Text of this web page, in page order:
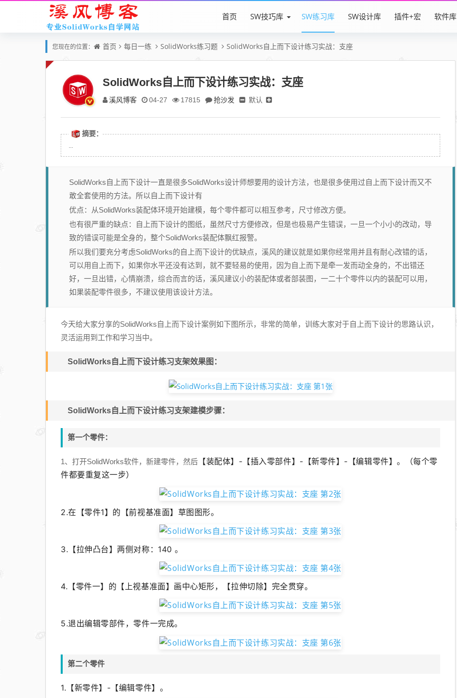
首页 SW技巧库 SW练习库 SW设计库 插件+宏 软件库
您现在的位置： 首页 每日一练 SolidWorks练习题 SolidWorks自上而下设计练习实战：支座
SolidWorks自上而下设计练习实战：支座
溪风博客 04-27 17815 抢沙发 默认
摘要：
...
SolidWorks自上而下设计一直是很多SolidWorks设计师想要用的设计方法，也是很多使用过自上而下设计而又不
敢全套使用的方法。所以自上而下设计有
优点：从SolidWorks装配体环境开始建模，每个零件都可以相互参考，尺寸修改方便。
也有很严重的缺点：自上而下设计的图纸，虽然尺寸方便修改，但是也极易产生错误，一旦一个小小的改动，导
致的错误可能是全身的，整个SolidWorks装配体飘红报警。
所以我们要充分考虑SolidWorks的自上而下设计的优缺点，溪风的建议就是如果你经常用并且有耐心改错的话，
可以用自上而下，如果你水平还没有达到，就不要轻易的使用，因为自上而下是牵一发而动全身的，不出错还
好，一旦出错，心情崩溃，综合而言的话，溪风建议小的装配体或者部装图，一二十个零件以内的装配可以用，
如果装配零件很多，不建议使用该设计方法。
今天给大家分享的SolidWorks自上而下设计案例如下图所示，非常的简单，训练大家对于自上而下设计的思路认识，
灵活运用到工作和学习当中。
SolidWorks自上而下设计练习支架效果图：
SolidWorks自上而下设计练习支架建模步骤：
第一个零件：
1、打开SolidWorks软件，新建零件，然后 【装配体】-【插入零部件】-【新零件】-【编辑零件】。（每个零
件都要重复这一步）
2.在【零件1】的【前视基准面】草图图形。
3.【拉伸凸台】两侧对称：140 。
4.【零件一】的【上视基准面】画中心矩形，【拉伸切除】完全贯穿。
5.退出编辑零部件，零件一完成。
第二个零件
1. 【新零件】-【编辑零件】 。